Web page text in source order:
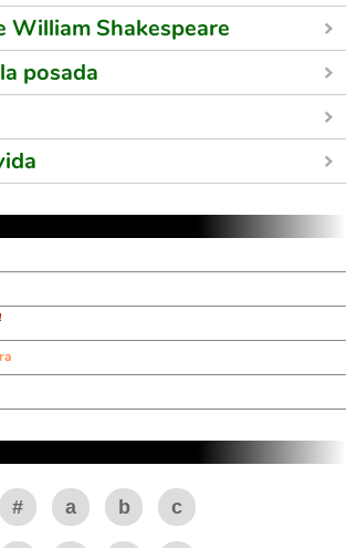
William Shakespeare
posada
# a b c